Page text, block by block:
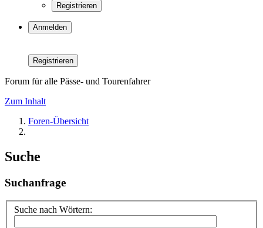
Registrieren
Anmelden
Registrieren
Forum für alle Pässe- und Tourenfahrer
Zum Inhalt
Foren-Übersicht
Suche
Suchanfrage
Suche nach Wörtern: